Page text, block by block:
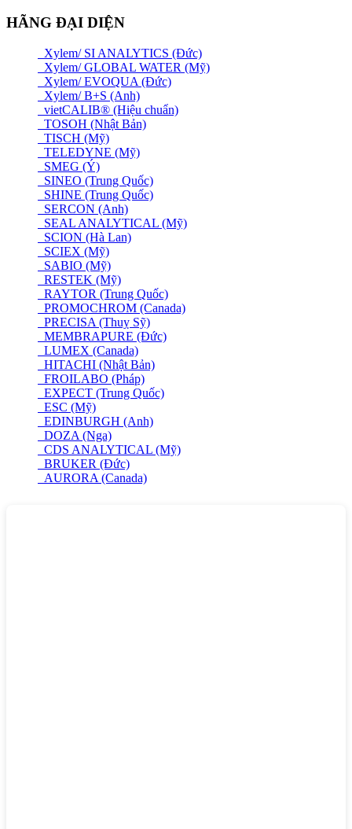
HÃNG ĐẠI DIỆN
Xylem/ SI ANALYTICS (Đức)
Xylem/ GLOBAL WATER (Mỹ)
Xylem/ EVOQUA (Đức)
Xylem/ B+S (Anh)
vietCALIB® (Hiệu chuẩn)
TOSOH (Nhật Bản)
TISCH (Mỹ)
TELEDYNE (Mỹ)
SMEG (Ý)
SINEO (Trung Quốc)
SHINE (Trung Quốc)
SERCON (Anh)
SEAL ANALYTICAL (Mỹ)
SCION (Hà Lan)
SCIEX (Mỹ)
SABIO (Mỹ)
RESTEK (Mỹ)
RAYTOR (Trung Quốc)
PROMOCHROM (Canada)
PRECISA (Thuỵ Sỹ)
MEMBRAPURE (Đức)
LUMEX (Canada)
HITACHI (Nhật Bản)
FROILABO (Pháp)
EXPECT (Trung Quốc)
ESC (Mỹ)
EDINBURGH (Anh)
DOZA (Nga)
CDS ANALYTICAL (Mỹ)
BRUKER (Đức)
AURORA (Canada)